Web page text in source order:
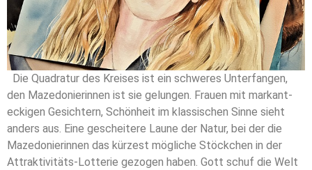
Die Quadratur des Kreises ist ein schweres Unterfangen,
den Mazedonierinnen ist sie gelungen. Frauen mit markant-
eckigen Gesichtern, Schönheit im klassischen Sinne sieht
anders aus. Eine gescheitere Laune der Natur, bei der die
Mazedonierinnen das kürzest mögliche Stöckchen in der
Attraktivitäts-Lotterie gezogen haben. Gott schuf die Welt